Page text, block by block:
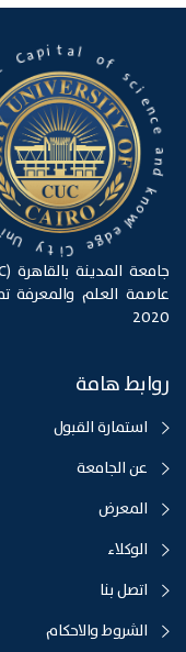
C
i
t
y
U
n
i
v
Ca
pit a o fs c
ienc
e
a
n
d
k
n
o
w
l
e
d
g
e
2020
روابط هامة
استمارة القبول
عن الجامعة
المعرض
الوكلاء
اتصل بنا
الشروط والاحكام